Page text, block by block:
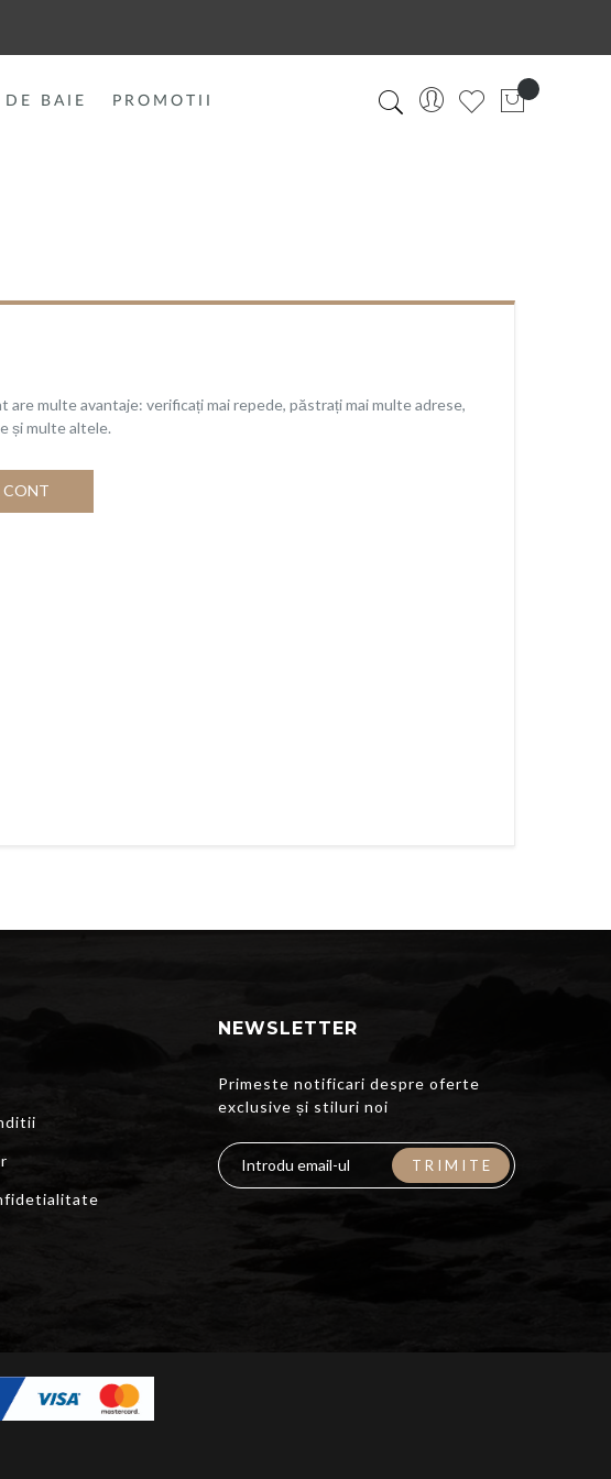
DE BAIE PROMOTII
are multe avantaje: verificați mai repede, păstrați mai multe adrese,
și multe altele.
CONT
NEWSLETTER
Primeste notificari despre oferte
exclusive și stiluri noi
TRIMITE